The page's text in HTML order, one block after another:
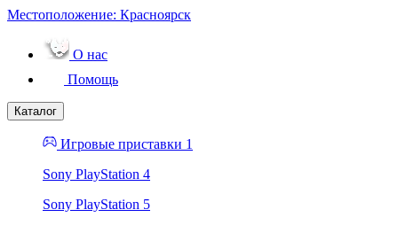
Местоположение: Красноярск
О нас
Помощь
Каталог
Игровые приставки 1
Sony PlayStation 4
Sony PlayStation 5